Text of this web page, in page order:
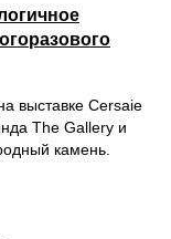
выставке Cersaie
The Gallery и
камень.